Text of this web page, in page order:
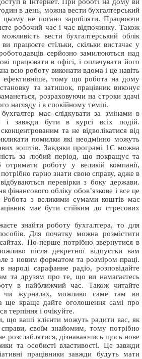
в день, можна вести бухгалтерський
цьому не погано заробляти. Працюючи
робочий час і час відпочинку. Також
вести бухгалтерський облік
працюєте стільки, скільки вистачає у
серйозно замилюються над
працювати в офісі, і оплачувати його
всю роботу виконати вдома і це навіть
ефективніше, тому що робота на дому
та затишок, працівник виконує
розраховуючи на строки здачі
нагляду і в спокійному темпі.
має слідкувати за змінами в
і завжди бути в курсі всіх подій.
та не відволікатися від
помилки які неодмінно можуть
коштів. Завдяки програмі 1С можна
за любий період, що покращує та
роботу у великій компанії,
гарно знати свою справу, адже в
перевірки з боку держави.
фінансового обліку обов’язкове і все це
Робота з великими сумами коштів має
має бути стійким до стресових
знайти роботу бухгалтера, то для
Для початку можна розмістити
По-перше потрібно звернутися в
після декретної відпустки вам
з новим форматом та розміром праці.
народі сарафанне радіо, розповідайте
та друзям про те, що ви намагаєтесь
в найближчий час. Також читайте
чи журналах, можливо саме там ви
ще краще дайте оголошення самі про
терпіння і очікуйте.
що ваші клієнти можуть радити вас, як
справи, своїм знайомим, тому потрібно
розслаблятися, дізнаваючись щось нове
та особисті властивості. Це завжди
працівники завжди будуть мати